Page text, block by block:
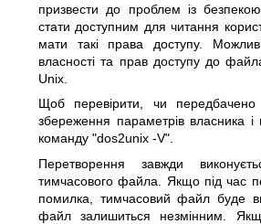
призвести до проблем із
стати доступним для читання
мати такі права доступу.
власності та прав доступу до
Unix.
Щоб перевірити, чи
збереження параметрів власника і
команду "dos2unix -V".
Перетворення завжди
тимчасового файла. Якщо під час
помилка, тимчасовий файл буде
файл залишиться незмінним.